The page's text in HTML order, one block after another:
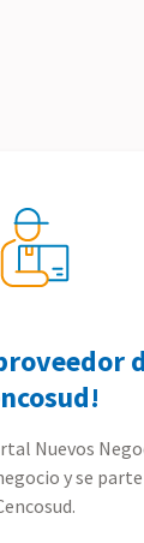
Nuevos
y se parte